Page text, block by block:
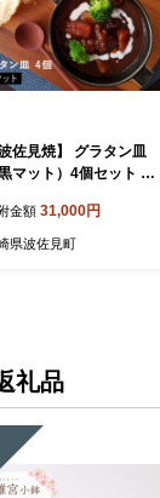
波佐見焼】 グラタン皿
黒マット）4個セット 皿
金額 31,000円
県波佐見町
礼品